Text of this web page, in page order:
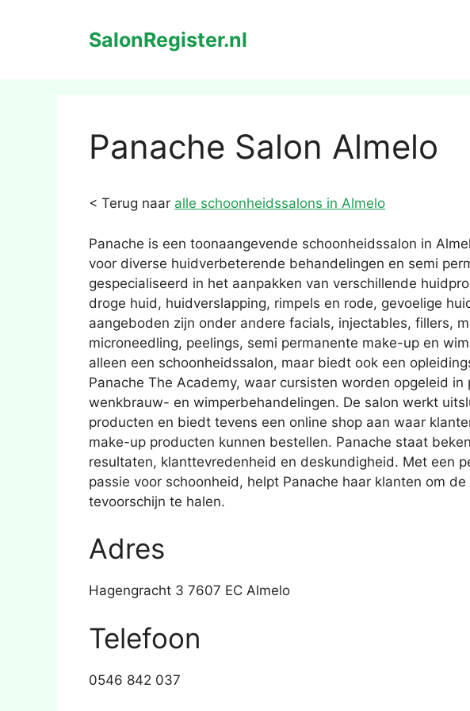
SalonRegister.nl
Panache Salon Almelo
< Terug naar alle schoonheidssalons in Almelo
Panache is een toonaangevende schoonheidssalon in
voor diverse huidverbeterende behandelingen en semi
gespecialiseerd in het aanpakken van verschillende
droge huid, huidverslapping, rimpels en rode, gevoelige
aangeboden zijn onder andere facials, injectables, fillers,
microneedling, peelings, semi permanente make-up en
alleen een schoonheidssalon, maar biedt ook een
Panache The Academy, waar cursisten worden opgeleid
wenkbrauw- en wimperbehandelingen. De salon werkt
producten en biedt tevens een online shop aan waar
make-up producten kunnen bestellen. Panache staat
resultaten, klanttevredenheid en deskundigheid. Met een
passie voor schoonheid, helpt Panache haar klanten om
tevoorschijn te halen.
Adres
Hagengracht 3 7607 EC Almelo
Telefoon
0546 842 037